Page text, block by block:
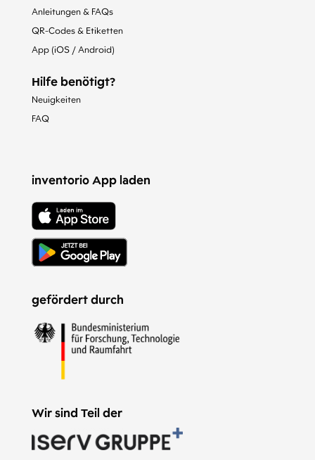
Anleitungen & FAQs
QR-Codes & Etiketten
App (iOS / Android)
Hilfe benötigt?
Neuigkeiten
FAQ
inventorio App laden
gefördert durch
Wir sind Teil der